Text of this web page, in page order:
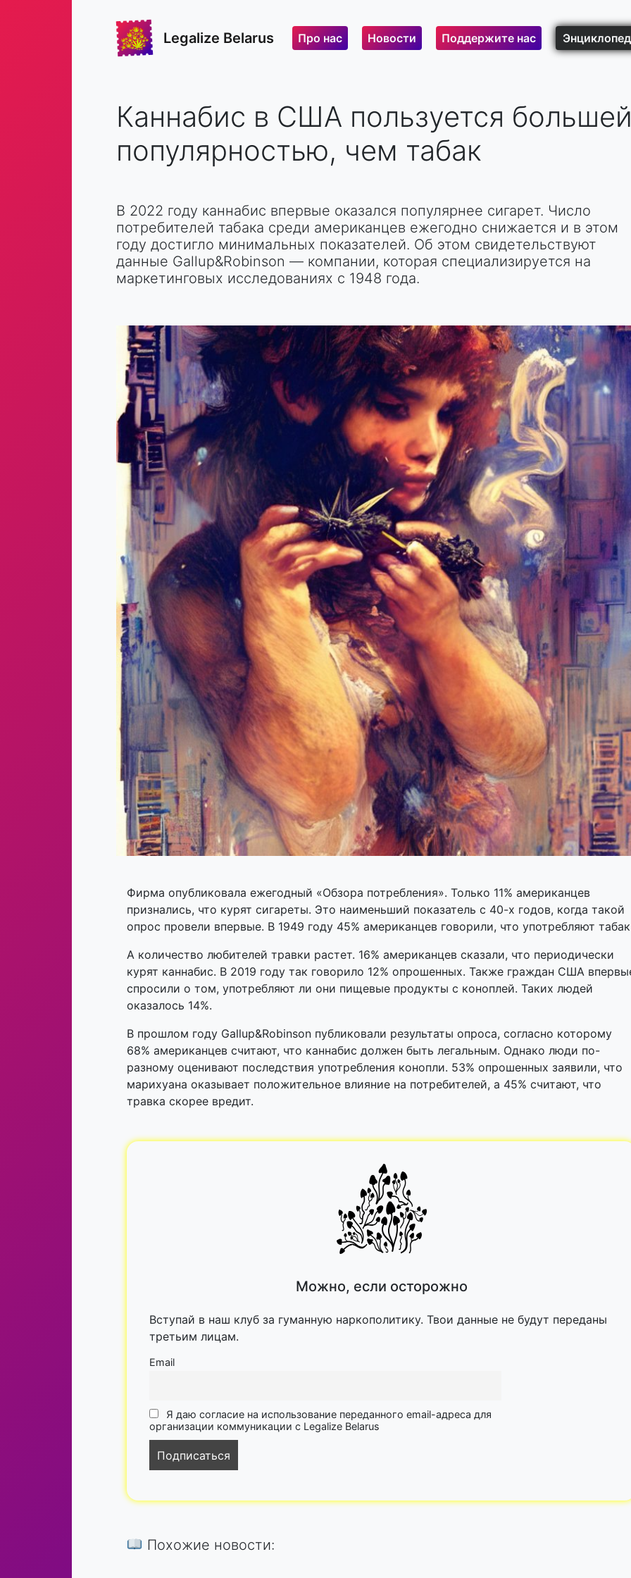
Legalize Belarus Про нас Новости Поддержите нас
Каннабис в США пользуется
популярностью, чем табак
В 2022 году каннабис впервые оказался популярнее сигарет. Число
потребителей табака среди американцев ежегодно снижается и в этом
году достигло минимальных показателей. Об этом свидетельствуют
данные Gallup&Robinson — компании, которая специализируется на
маркетинговых исследованиях с 1948 года.
Фирма опубликовала ежегодный «Обзора потребления». Только 11% американцев
признались, что курят сигареты. Это наименьший показатель с 40-х годов, когда такой
опрос провели впервые. В 1949 году 45% американцев говорили, что употребляют
А количество любителей травки растет. 16% американцев сказали, что периодически
курят каннабис. В 2019 году так говорило 12% опрошенных. Также граждан США
спросили о том, употребляют ли они пищевые продукты с коноплей. Таких людей
оказалось 14%.
В прошлом году Gallup&Robinson публиковали результаты опроса, согласно которому
68% американцев считают, что каннабис должен быть легальным. Однако люди по-
разному оценивают последствия употребления конопли. 53% опрошенных заявили, что
марихуана оказывает положительное влияние на потребителей, а 45% считают, что
травка скорее вредит.
Можно, если осторожно
Вступай в наш клуб за гуманную наркополитику. Твои данные не будут переданы
третьим лицам.
Email
Я даю согласие на использование переданного email-адреса для
организации коммуникации с Legalize Belarus
Похожие новости: